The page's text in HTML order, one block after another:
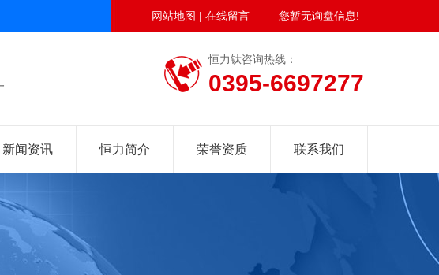
网站地图 | 在线留言 您暂无询盘信息!
恒力钛咨询热线：
0395-6697277
新闻资讯 恒力简介 荣誉资质 联系我们